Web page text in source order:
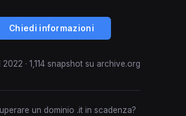
Chiedi informazioni
· 1,114 snapshot su archive.org
un dominio .it in scadenza?